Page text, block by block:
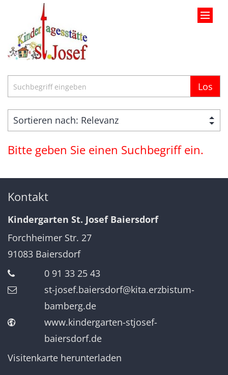
Zum Inhalt springen
Suche Los
Bitte geben Sie einen Suchbegriff ein.
Kontakt
Kindergarten St. Josef Baiersdorf
Forchheimer Str. 27
91083 Baiersdorf
0 91 33 25 43
st-josef.baiersdorf@kita.erzbistum-
bamberg.de
www.kindergarten-stjosef-
baiersdorf.de
Visitenkarte herunterladen